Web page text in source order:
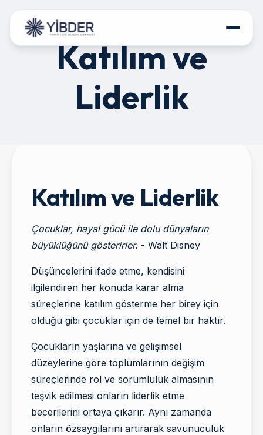
HAKKIMIZDA
PROJELERİMİZ
PROGRAMLARIMIZ
DESTEK OLUN
Katılım ve
Liderlik
Katılım ve Liderlik
Çocuklar, hayal gücü ile dolu dünyaların
büyüklüğünü gösterirler. - Walt Disney
Düşüncelerini ifade etme, kendisini
ilgilendiren her konuda karar alma
süreçlerine katılım gösterme her birey için
olduğu gibi çocuklar için de temel bir haktır.
Çocukların yaşlarına ve gelişimsel
düzeylerine göre toplumlarının değişim
süreçlerinde rol ve sorumluluk almasının
teşvik edilmesi onların liderlik etme
becerilerini ortaya çıkarır. Aynı zamanda
onların özsaygılarını artırarak savunuculuk